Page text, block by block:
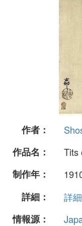
作者：
作品名：
Tits
制作年：
詳細：
詳
情報源：